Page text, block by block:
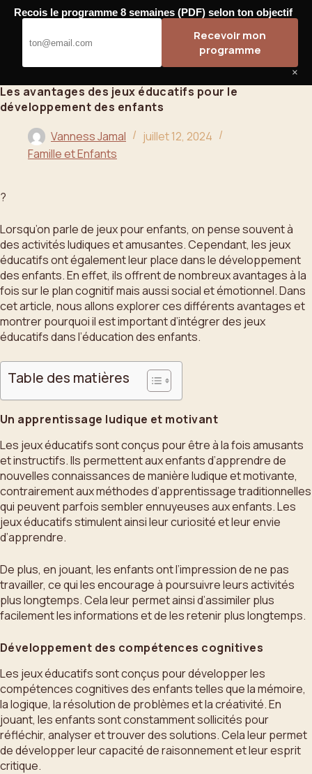
Passer
contenu
Bahoo
Les avantages des jeux éducatifs pour le
développement des enfants
Vanness Jamal
juillet 12, 2024
Famille et Enfants
?
Lorsqu’on parle de jeux pour enfants, on pense souvent à
des activités ludiques et amusantes. Cependant, les jeux
éducatifs ont également leur place dans le développement
des enfants. En effet, ils offrent de nombreux avantages à la
fois sur le plan cognitif mais aussi social et émotionnel. Dans
cet article, nous allons explorer ces différents avantages et
montrer pourquoi il est important d’intégrer des jeux
éducatifs dans l’éducation des enfants.
Table des matières
Un apprentissage ludique et motivant
Les jeux éducatifs sont conçus pour être à la fois amusants
et instructifs. Ils permettent aux enfants d’apprendre de
nouvelles connaissances de manière ludique et motivante,
contrairement aux méthodes d’apprentissage traditionnelles
qui peuvent parfois sembler ennuyeuses aux enfants. Les
jeux éducatifs stimulent ainsi leur curiosité et leur envie
d’apprendre.
De plus, en jouant, les enfants ont l’impression de ne pas
travailler, ce qui les encourage à poursuivre leurs activités
plus longtemps. Cela leur permet ainsi d’assimiler plus
facilement les informations et de les retenir plus longtemps.
Développement des compétences cognitives
Les jeux éducatifs sont conçus pour développer les
compétences cognitives des enfants telles que la mémoire,
la logique, la résolution de problèmes et la créativité. En
jouant, les enfants sont constamment sollicités pour
réfléchir, analyser et trouver des solutions. Cela leur permet
de développer leur capacité de raisonnement et leur esprit
critique.
Recois le programme 8 semaines (PDF) selon ton objectif
Recevoir mon
programme
×